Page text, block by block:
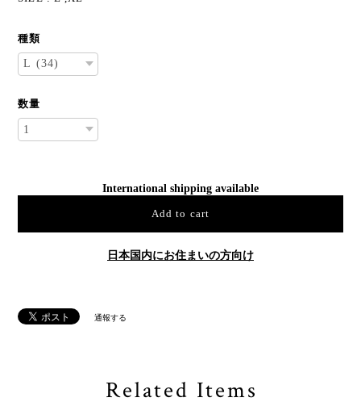
種類
数量
International shipping available
Add to cart
日本国内にお住まいの方向け
通報する
Related Items